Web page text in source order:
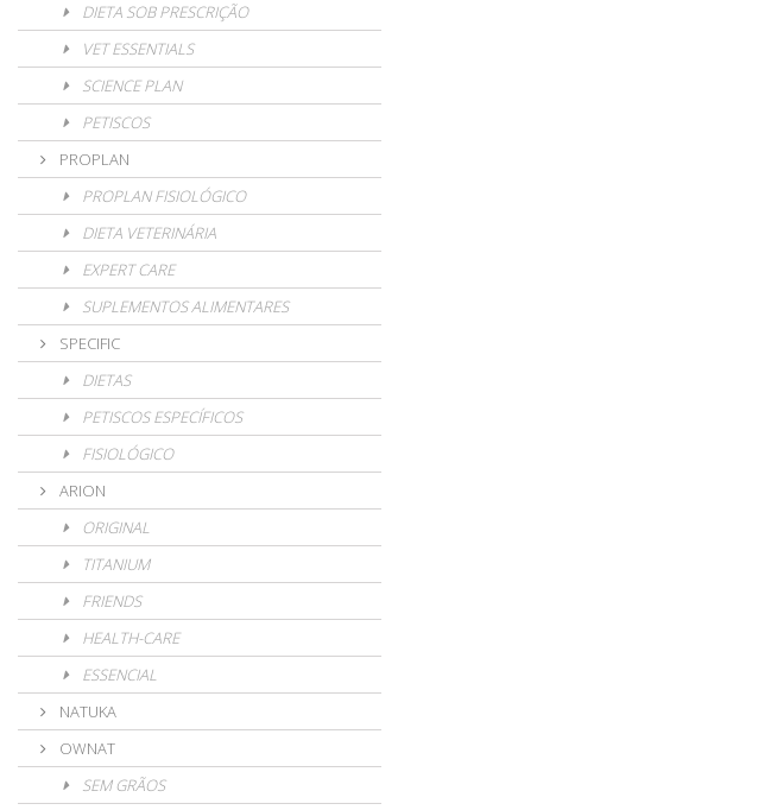
DIETA SOB PRESCRIÇÃO
VET ESSENTIALS
SCIENCE PLAN
PETISCOS
PROPLAN
PROPLAN FISIOLÓGICO
DIETA VETERINÁRIA
EXPERT CARE
SUPLEMENTOS ALIMENTARES
SPECIFIC
DIETAS
PETISCOS ESPECÍFICOS
FISIOLÓGICO
ARION
ORIGINAL
TITANIUM
FRIENDS
HEALTH-CARE
ESSENCIAL
NATUKA
OWNAT
SEM GRÃOS